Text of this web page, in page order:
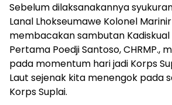
Sebelum dilaksanakannya
Lanal Lhokseumawe Kolonel
membacakan sambutan Kadiskual
Pertama Poedji Santoso, CHRMP.,
pada momentum hari jadi Korps
Laut sejenak kita menengok pada
Korps Suplai.